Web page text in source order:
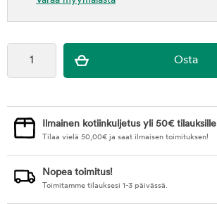
Ilmainen kotiinkuljetus yli 50€ tilauksille
Tilaa vielä 50,00€ ja saat ilmaisen toimituksen!
Nopea toimitus!
Toimitamme tilauksesi 1-3 päivässä.